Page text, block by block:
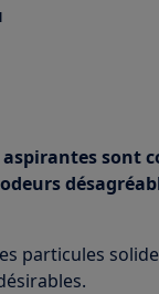
aspirantes sont
particules